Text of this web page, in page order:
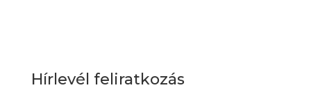
Hírlevél feliratkozás